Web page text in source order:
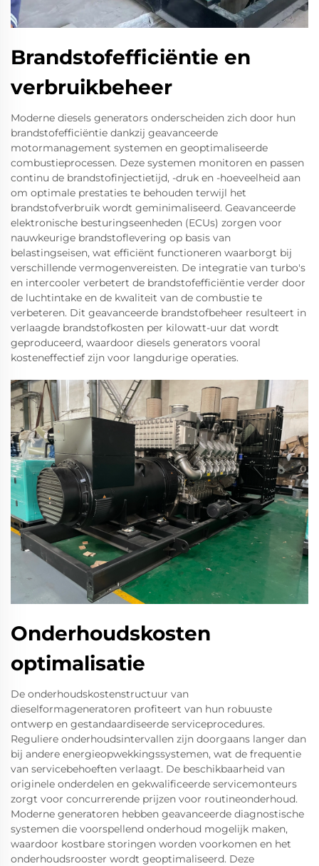
Brandstofefficiëntie en
verbruikbeheer
Moderne diesels generators onderscheiden zich door hun
brandstofefficiëntie dankzij geavanceerde
motormanagement systemen en geoptimaliseerde
combustieprocessen. Deze systemen monitoren en passen
continu de brandstofinjectietijd, -druk en -hoeveelheid aan
om optimale prestaties te behouden terwijl het
brandstofverbruik wordt geminimaliseerd. Geavanceerde
elektronische besturingseenheden (ECUs) zorgen voor
nauwkeurige brandstoflevering op basis van
belastingseisen, wat efficiënt functioneren waarborgt bij
verschillende vermogenvereisten. De integratie van turbo's
en intercooler verbetert de brandstofefficiëntie verder door
de luchtintake en de kwaliteit van de combustie te
verbeteren. Dit geavanceerde brandstofbeheer resulteert in
verlaagde brandstofkosten per kilowatt-uur dat wordt
geproduceerd, waardoor diesels generators vooral
kosteneffectief zijn voor langdurige operaties.
Onderhoudskosten
optimalisatie
De onderhoudskostenstructuur van
dieselformageneratoren profiteert van hun robuuste
ontwerp en gestandaardiseerde serviceprocedures.
Reguliere onderhoudsintervallen zijn doorgaans langer dan
bij andere energieopwekkingssystemen, wat de frequentie
van servicebehoeften verlaagt. De beschikbaarheid van
originele onderdelen en gekwalificeerde servicemonteurs
zorgt voor concurrerende prijzen voor routineonderhoud.
Moderne generatoren hebben geavanceerde diagnostische
systemen die voorspellend onderhoud mogelijk maken,
waardoor kostbare storingen worden voorkomen en het
onderhoudsrooster wordt geoptimaliseerd. Deze